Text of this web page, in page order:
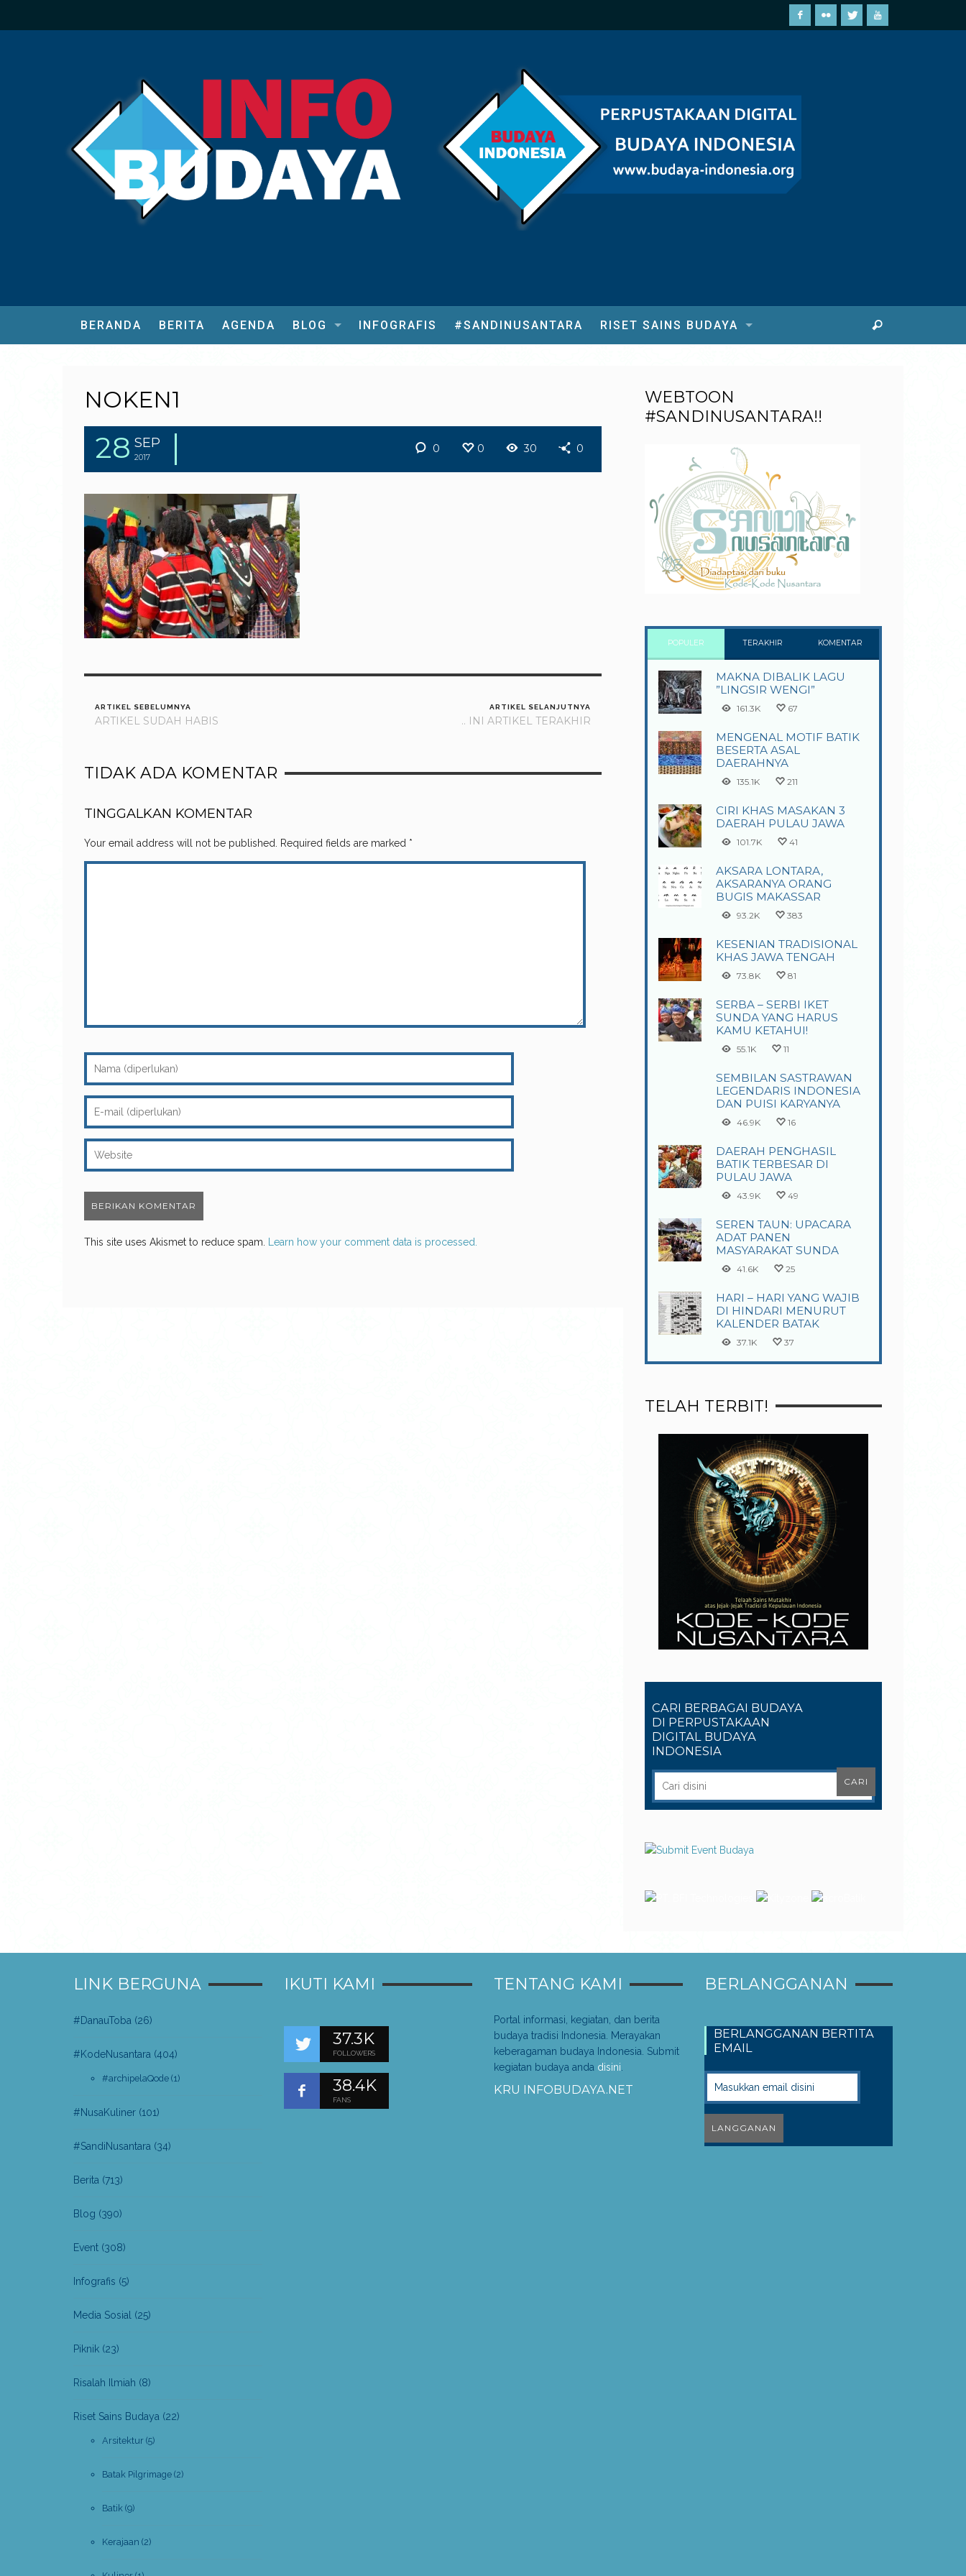
BERANDA BERITA AGENDA BLOG INFOGRAFIS #SANDINUSANTARA RISET SAINS BUDAYA
NOKEN1
28 SEP
2017
0 0 30 0
ARTIKEL SEBELUMNYA
ARTIKEL SUDAH HABIS
ARTIKEL SELANJUTNYA
.. INI ARTIKEL TERAKHIR
TIDAK ADA KOMENTAR
TINGGALKAN KOMENTAR
Your email address will not be published. Required fields are marked *
This site uses Akismet to reduce spam. Learn how your comment data is processed.
WEBTOON
#SANDINUSANTARA!!
POPULER TERAKHIR KOMENTAR
MAKNA DIBALIK LAGU
”LINGSIR WENGI”
161.3K 67
MENGENAL MOTIF BATIK
BESERTA ASAL
DAERAHNYA
135.1K 211
CIRI KHAS MASAKAN 3
DAERAH PULAU JAWA
101.7K 41
AKSARA LONTARA,
AKSARANYA ORANG
BUGIS MAKASSAR
93.2K 383
KESENIAN TRADISIONAL
KHAS JAWA TENGAH
73.8K 81
SERBA – SERBI IKET
SUNDA YANG HARUS
KAMU KETAHUI!
55.1K 11
SEMBILAN SASTRAWAN
LEGENDARIS INDONESIA
DAN PUISI KARYANYA
46.9K 16
DAERAH PENGHASIL
BATIK TERBESAR DI
PULAU JAWA
43.9K 49
SEREN TAUN: UPACARA
ADAT PANEN
MASYARAKAT SUNDA
41.6K 25
HARI – HARI YANG WAJIB
DI HINDARI MENURUT
KALENDER BATAK
37.1K 37
TELAH TERBIT!
CARI BERBAGAI BUDAYA
DI PERPUSTAKAAN
DIGITAL BUDAYA
INDONESIA
LINK BERGUNA
#DanauToba (26)
#KodeNusantara (404)
#archipelaQode (1)
#NusaKuliner (101)
#SandiNusantara (34)
Berita (713)
Blog (390)
Event (308)
Infografis (5)
Media Sosial (25)
Piknik (23)
Risalah Ilmiah (8)
Riset Sains Budaya (22)
Arsitektur (5)
Batak Pilgrimage (2)
Batik (9)
Kerajaan (2)
IKUTI KAMI
37.3K
FOLLOWERS
38.4K
FANS
TENTANG KAMI
Portal informasi, kegiatan, dan berita
budaya tradisi Indonesia. Merayakan
keberagaman budaya Indonesia. Submit
kegiatan budaya anda disini.
KRU INFOBUDAYA.NET
BERLANGGANAN
BERLANGGANAN BERTITA
EMAIL